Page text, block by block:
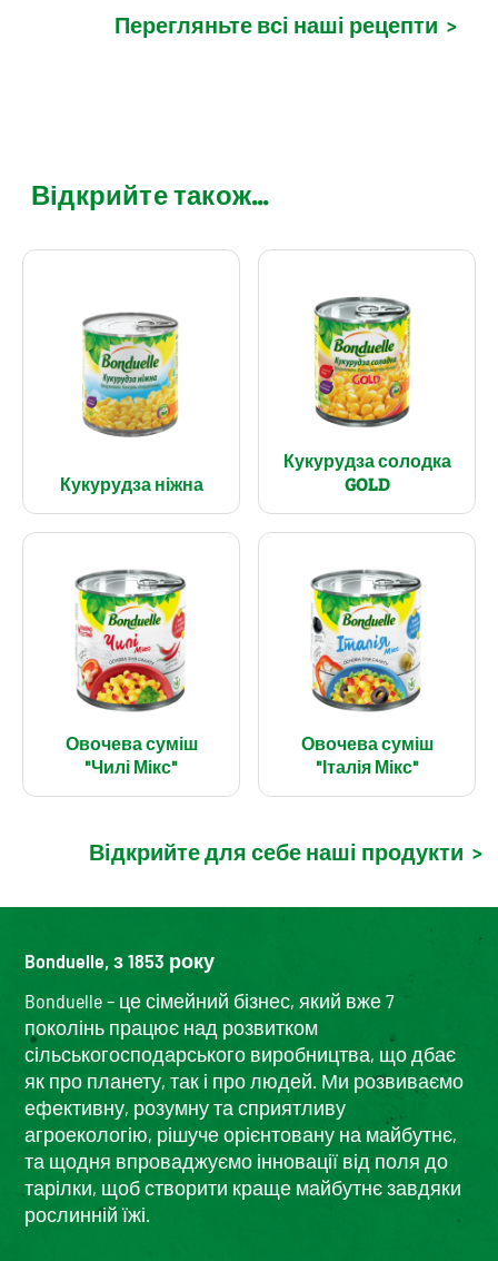
Перегляньте всі наші рецепти >
Відкрийте також...
Кукурудза ніжна
Кукурудза солодка
GOLD
Овочева суміш
"Чилі Мікс"
Овочева суміш
"Італія Мікс"
Відкрийте для себе наші продукти >
Bonduelle, з 1853 року
Bonduelle – це сімейний бізнес, який вже 7
поколінь працює над розвитком
сільськогосподарського виробництва, що дбає
як про планету, так і про людей. Ми розвиваємо
ефективну, розумну та сприятливу
агроекологію, рішуче орієнтовану на майбутнє,
та щодня впроваджуємо інновації від поля до
тарілки, щоб створити краще майбутнє завдяки
рослинній їжі.